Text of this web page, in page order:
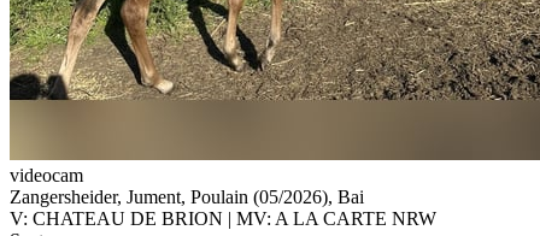
videocam
Zangersheider, Jument, Poulain (05/2026), Bai
V: CHATEAU DE BRION | MV: A LA CARTE NRW